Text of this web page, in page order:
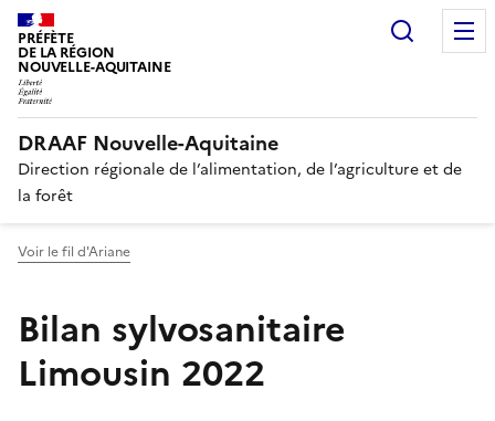
PRÉFÈTE
DE LA RÉGION
NOUVELLE-AQUITAINE
DRAAF Nouvelle-Aquitaine
Direction régionale de l’alimentation, de l’agriculture et de
la forêt
Voir le fil d'Ariane
Bilan sylvosanitaire
Limousin 2022